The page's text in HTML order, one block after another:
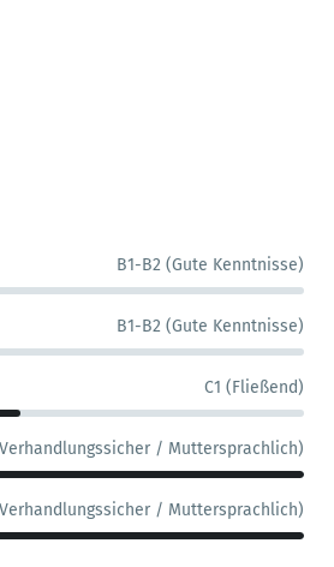
B1-B2 (Gute Kenntnisse)
B1-B2 (Gute Kenntnisse)
C1 (Fließend)
/ Muttersprachlich)
/ Muttersprachlich)